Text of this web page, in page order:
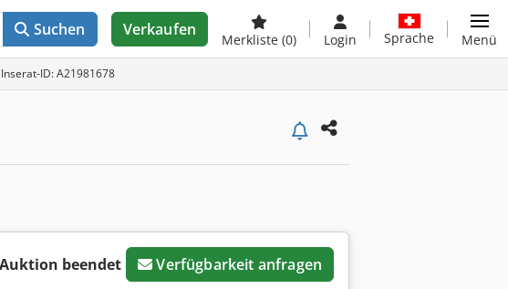
Suchen Verkaufen
Merkliste (0) Login Sprache Menü
Inserat-ID: A21981678
Auktion beendet Verfügbarkeit anfragen